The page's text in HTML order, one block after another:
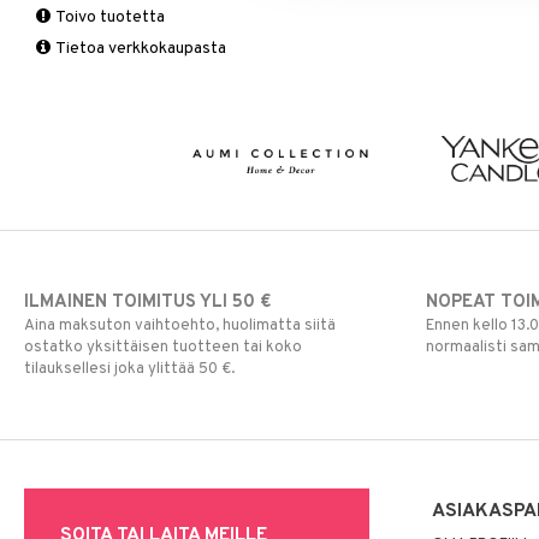
Seinäkoristeet
Vaasit
Piensäilytys & Korit
Lakanasetit
Lakanat & Tyynyliinat
Matot
Viltit & Peitteet
Puutarhavälineet
Ruukut
Pöytälamput
Valaistustarvikkeet
Toivo tuotetta
Tietoa verkkokaupasta
ILMAINEN TOIMITUS YLI 50 €
Aina maksuton vaihtoehto, huolimatta siitä
ostatko yksittäisen tuotteen tai koko
tilauksellesi joka ylittää 50 €.
NOPEAT
Ennen kello
normaalisti